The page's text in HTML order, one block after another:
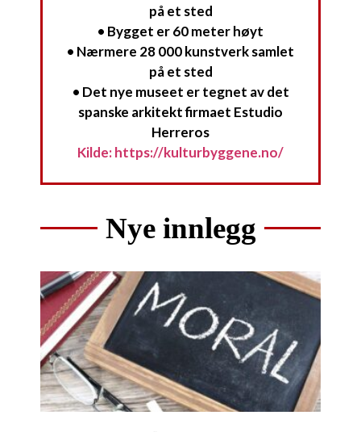
på et sted
• Bygget er 60 meter høyt
• Nærmere 28 000 kunstverk samlet
på et sted
• Det nye museet er tegnet av det
spanske arkitekt firmaet Estudio
Herreros
Kilde: https://kulturbyggene.no/
Nye innlegg